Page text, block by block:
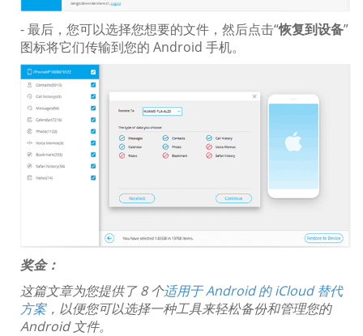
- 最后，您可以选择您想要的文件，然后点击“恢复到设备”
图标将它们传输到您的 Android 手机。
奖金：
这篇文章为您提供了 8 个适用于 Android 的 iCloud 替代
方案，以便您可以选择一种工具来轻松备份和管理您的
Android 文件。